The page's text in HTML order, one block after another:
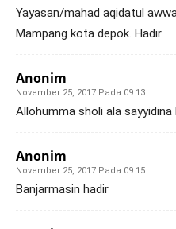
Yayasan/mahad aqidatul
Mampang kota depok. Hadir
Anonim
November 25, 2017 Pada 09:13
Allohumma sholi ala sayyidina
Anonim
November 25, 2017 Pada 09:15
Banjarmasin hadir